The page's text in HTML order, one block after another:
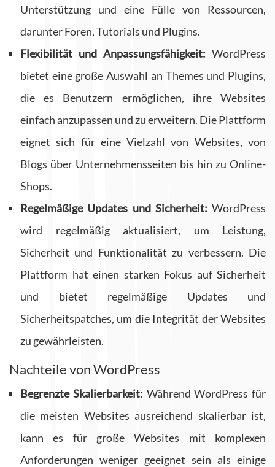
Unterstützung und eine Fülle von Ressourcen,
darunter Foren, Tutorials und Plugins.
Flexibilität und Anpassungsfähigkeit: WordPress
bietet eine große Auswahl an Themes und Plugins,
die es Benutzern ermöglichen, ihre Websites
einfach anzupassen und zu erweitern. Die Plattform
eignet sich für eine Vielzahl von Websites, von
Blogs über Unternehmensseiten bis hin zu Online-
Shops.
Regelmäßige Updates und Sicherheit: WordPress
wird regelmäßig aktualisiert, um Leistung,
Sicherheit und Funktionalität zu verbessern. Die
Plattform hat einen starken Fokus auf Sicherheit
und bietet regelmäßige Updates und
Sicherheitspatches, um die Integrität der Websites
zu gewährleisten.
Nachteile von WordPress
Begrenzte Skalierbarkeit: Während WordPress für
die meisten Websites ausreichend skalierbar ist,
kann es für große Websites mit komplexen
Anforderungen weniger geeignet sein als einige